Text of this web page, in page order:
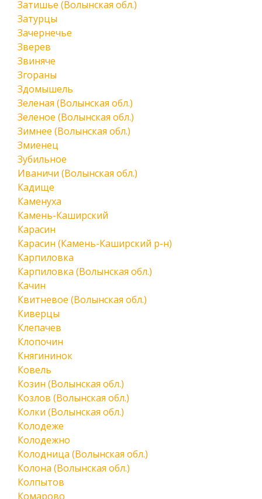
Затишье (Волынская обл.)
Затурцы
Зачернечье
Зверев
Звиняче
Згораны
Здомышель
Зеленая (Волынская обл.)
Зеленое (Волынская обл.)
Зимнее (Волынская обл.)
Змиенец
Зубильное
Иваничи (Волынская обл.)
Кадище
Каменуха
Камень-Каширский
Карасин
Карасин (Камень-Каширский р-н)
Карпиловка
Карпиловка (Волынская обл.)
Качин
Квитневое (Волынская обл.)
Киверцы
Клепачев
Клопочин
Княгининок
Ковель
Козин (Волынская обл.)
Козлов (Волынская обл.)
Колки (Волынская обл.)
Колодеже
Колодежно
Колодница (Волынская обл.)
Колона (Волынская обл.)
Колпытов
Комарово